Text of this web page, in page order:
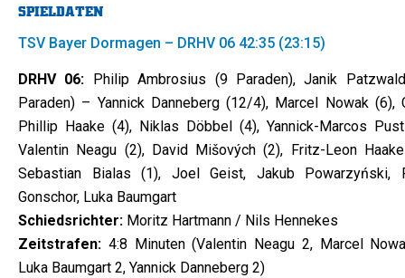
SPIELDATEN
TSV Bayer Dormagen – DRHV 06 42:35 (23:15)
DRHV 06: Philip Ambrosius (9 Paraden), Janik
Paraden) – Yannick Danneberg (12/4), Marcel Nowak (6),
Phillip Haake (4), Niklas Döbbel (4), Yannick-Marcos
Valentin Neagu (2), David Mišových (2), Fritz-Leon
Sebastian Bialas (1), Joel Geist, Jakub Powarzyński,
Gonschor, Luka Baumgart
Schiedsrichter: Moritz Hartmann / Nils Hennekes
Zeitstrafen: 4:8 Minuten (Valentin Neagu 2, Marcel
Luka Baumgart 2, Yannick Danneberg 2)